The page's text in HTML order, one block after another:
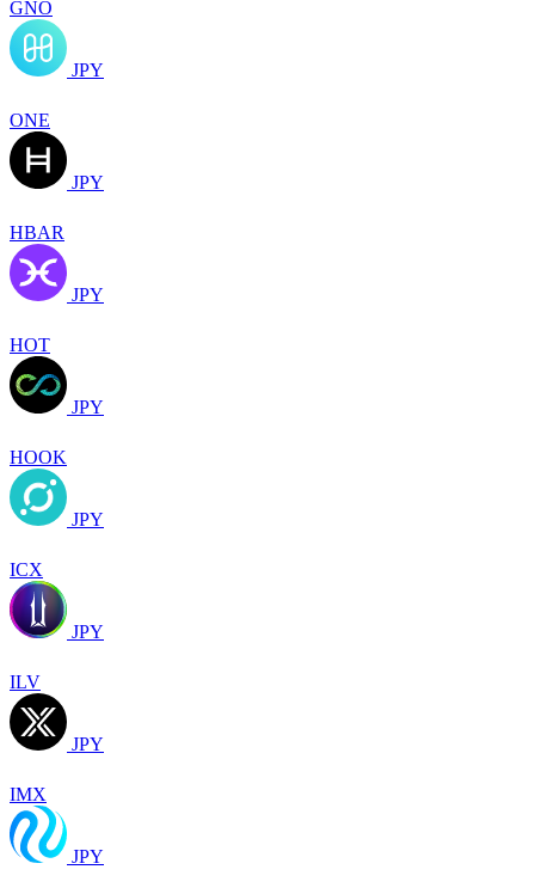
GNO
JPY
ONE
JPY
HBAR
JPY
HOT
JPY
HOOK
JPY
ICX
JPY
ILV
JPY
IMX
JPY